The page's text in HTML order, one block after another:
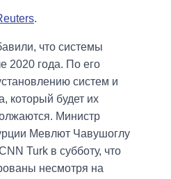
.
что системы
2020 года. По его
систем и
который будет их
Министр
Мевлют Чавушоглу
Turk в субботу, что
несмотря на